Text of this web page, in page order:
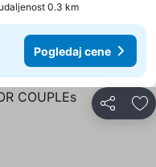
0.3 km
Pogledaj cene
Deli